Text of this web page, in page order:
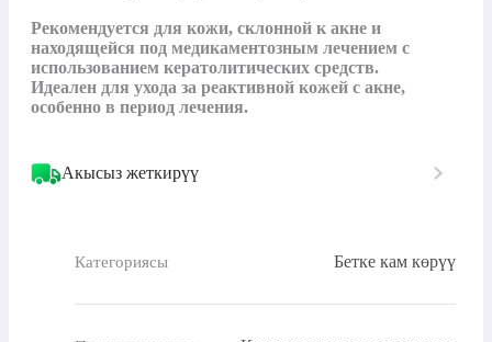
Рекомендуется для кожи, склонной к акне и
находящейся под медикаментозным лечением с
использованием кератолитических средств.
Идеален для ухода за реактивной кожей с акне,
особенно в период лечения.
Акысыз жеткирүү
Категориясы Бетке кам көрүү